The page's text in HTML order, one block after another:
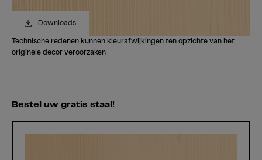
Downloads
Technische redenen kunnen kleurafwijkingen ten opzichte van het
originele decor veroorzaken
Bestel uw gratis staal!